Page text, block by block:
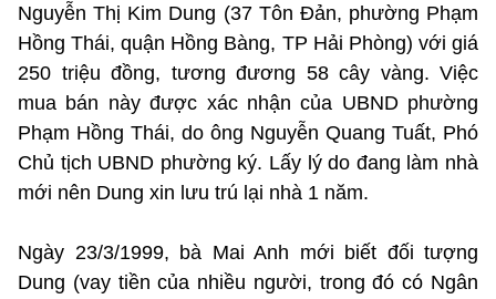
Nguyễn Thị Kim Dung (37 Tôn Đản, phường Phạm
Hồng Thái, quận Hồng Bàng, TP Hải Phòng) với giá
250 triệu đồng, tương đương 58 cây vàng. Việc
mua bán này được xác nhận của UBND phường
Phạm Hồng Thái, do ông Nguyễn Quang Tuất, Phó
Chủ tịch UBND phường ký. Lấy lý do đang làm nhà
mới nên Dung xin lưu trú lại nhà 1 năm.
Ngày 23/3/1999, bà Mai Anh mới biết đối tượng
Dung (vay tiền của nhiều người, trong đó có Ngân